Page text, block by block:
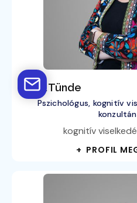
Antal Tünde
Pszichológus, kognitív
kognitív
+ PROFIL